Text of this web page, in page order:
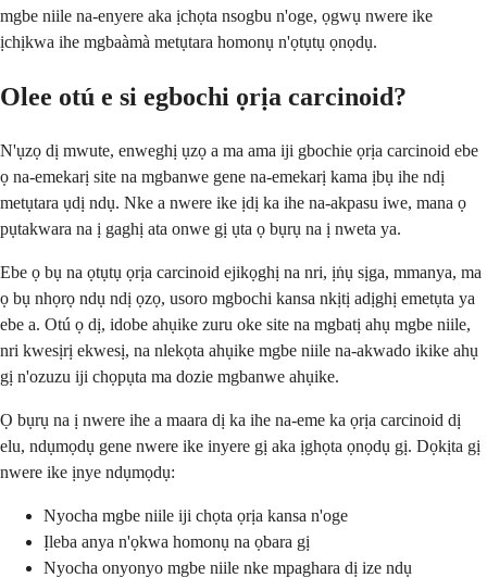
mgbe niile na-enyere aka ịchọta nsogbu n'oge, ọgwụ nwere ike
ịchịkwa ihe mgbaàmà metụtara homonụ n'ọtụtụ ọnọdụ.
Olee otú e si egbochi ọrịa carcinoid?
N'ụzọ dị mwute, enweghị ụzọ a ma ama iji gbochie ọrịa carcinoid ebe
ọ na-emekarị site na mgbanwe gene na-emekarị kama ịbụ ihe ndị
metụtara ụdị ndụ. Nke a nwere ike ịdị ka ihe na-akpasu iwe, mana ọ
pụtakwara na ị gaghị ata onwe gị ụta ọ bụrụ na ị nweta ya.
Ebe ọ bụ na ọtụtụ ọrịa carcinoid ejikọghị na nri, ịṅụ sịga, mmanya, ma
ọ bụ nhọrọ ndụ ndị ọzọ, usoro mgbochi kansa nkịtị adịghị emetụta ya
ebe a. Otú ọ dị, idobe ahụike zuru oke site na mgbatị ahụ mgbe niile,
nri kwesịrị ekwesị, na nlekọta ahụike mgbe niile na-akwado ikike ahụ
gị n'ozuzu iji chọpụta ma dozie mgbanwe ahụike.
Ọ bụrụ na ị nwere ihe a maara dị ka ihe na-eme ka ọrịa carcinoid dị
elu, ndụmọdụ gene nwere ike inyere gị aka ịghọta ọnọdụ gị. Dọkịta gị
nwere ike ịnye ndụmọdụ:
Nyocha mgbe niile iji chọta ọrịa kansa n'oge
Ịleba anya n'ọkwa homonụ na ọbara gị
Nyocha onyonyo mgbe niile nke mpaghara dị ize ndụ